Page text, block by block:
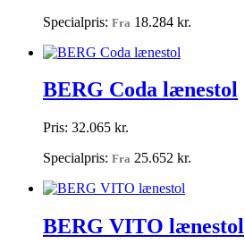
Specialpris: Fra 18.284 kr.
BERG Coda lænestol
Pris: 32.065 kr.
Specialpris: Fra 25.652 kr.
BERG VITO lænestol